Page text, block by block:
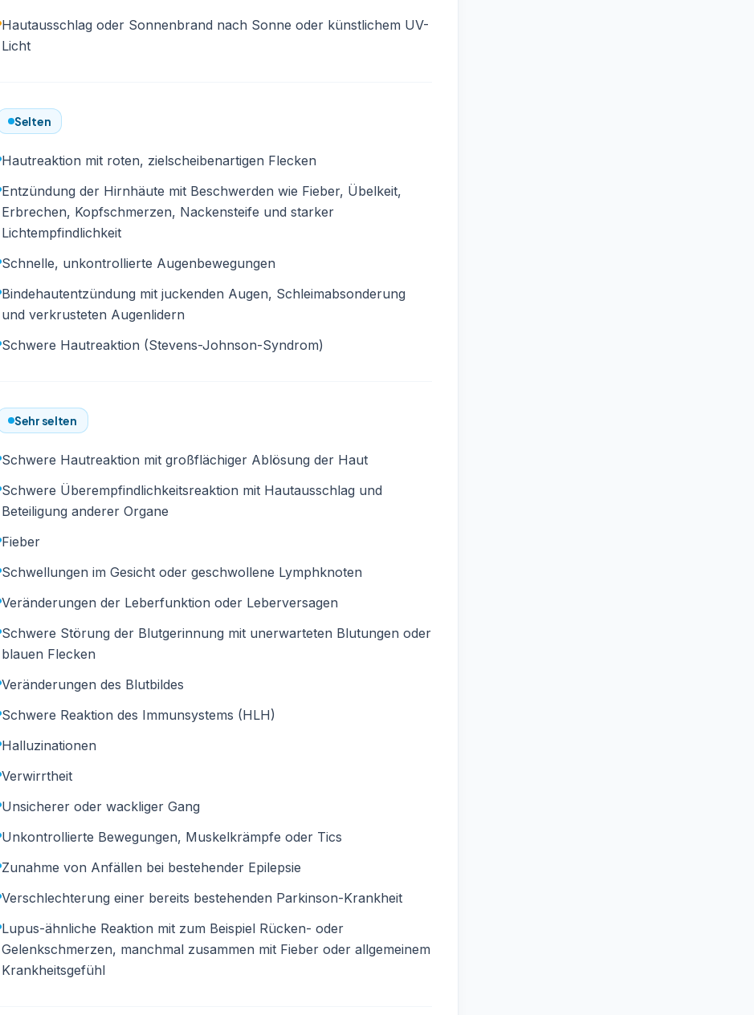
Hautausschlag oder Sonnenbrand nach Sonne oder künstlichem UV-
Licht
Selten
Hautreaktion mit roten, zielscheibenartigen Flecken
Entzündung der Hirnhäute mit Beschwerden wie Fieber, Übelkeit,
Erbrechen, Kopfschmerzen, Nackensteife und starker
Lichtempfindlichkeit
Schnelle, unkontrollierte Augenbewegungen
Bindehautentzündung mit juckenden Augen, Schleimabsonderung
und verkrusteten Augenlidern
Schwere Hautreaktion (Stevens-Johnson-Syndrom)
Sehr selten
Schwere Hautreaktion mit großflächiger Ablösung der Haut
Schwere Überempfindlichkeitsreaktion mit Hautausschlag und
Beteiligung anderer Organe
Fieber
Schwellungen im Gesicht oder geschwollene Lymphknoten
Veränderungen der Leberfunktion oder Leberversagen
Schwere Störung der Blutgerinnung mit unerwarteten Blutungen oder
blauen Flecken
Veränderungen des Blutbildes
Schwere Reaktion des Immunsystems (HLH)
Halluzinationen
Verwirrtheit
Unsicherer oder wackliger Gang
Unkontrollierte Bewegungen, Muskelkrämpfe oder Tics
Zunahme von Anfällen bei bestehender Epilepsie
Verschlechterung einer bereits bestehenden Parkinson-Krankheit
Lupus-ähnliche Reaktion mit zum Beispiel Rücken- oder
Gelenkschmerzen, manchmal zusammen mit Fieber oder allgemeinem
Krankheitsgefühl